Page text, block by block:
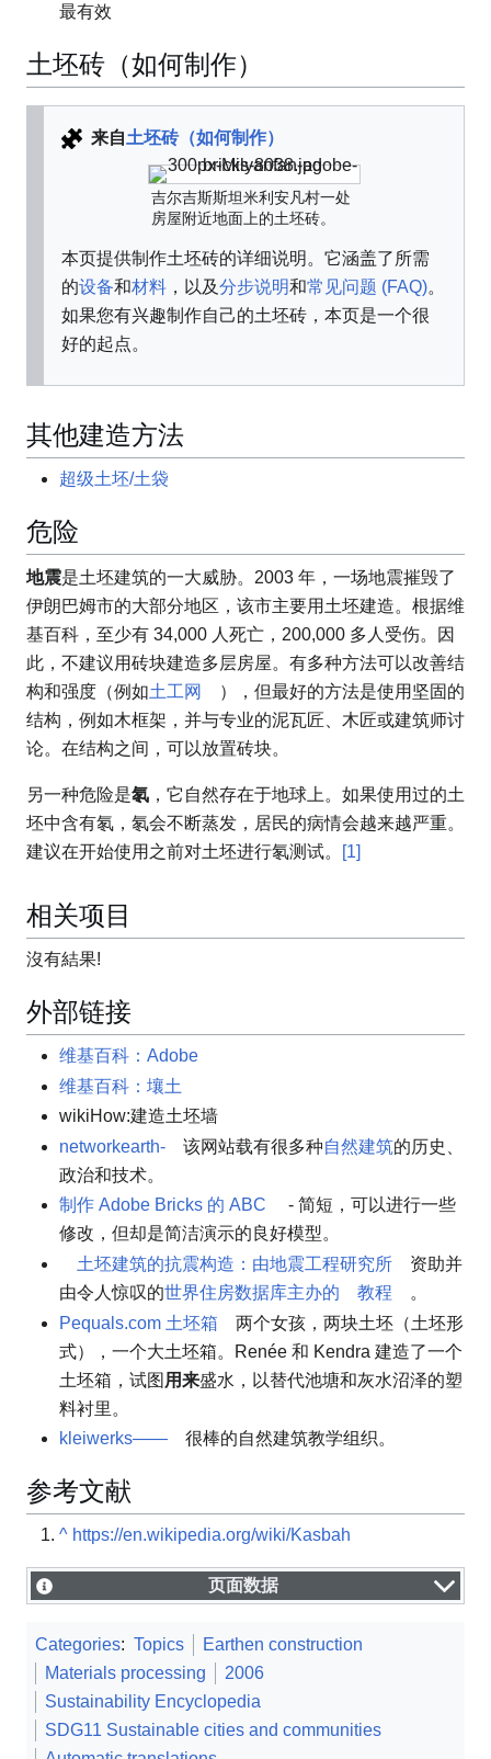
最有效
土坯砖（如何制作）
来自土坯砖（如何制作）
吉尔吉斯斯坦米利安凡村一处
房屋附近地面上的土坯砖。
本页提供制作土坯砖的详细说明。它涵盖了所需
的设备和材料 ，以及分步说明和常见问题 (FAQ)。
如果您有兴趣制作自己的土坯砖，本页是一个很
好的起点。
其他建造方法
超级土坯/土袋
危险
地震是土坯建筑的一大威胁。2003 年，一场地震摧毁了
伊朗巴姆市的大部分地区，该市主要用土坯建造。根据维
基百科，至少有 34,000 人死亡，200,000 多人受伤。因
此，不建议用砖块建造多层房屋。有多种方法可以改善结
构和强度（例如土工网
），但最好的方法是使用坚固的
结构，例如木框架，并与专业的泥瓦匠、木匠或建筑师讨
论。在结构之间，可以放置砖块。
另一种危险是氡 ，它自然存在于地球上。如果使用过的土
坯中含有氡，氡会不断蒸发，居民的病情会越来越严重。
建议在开始使用之前对土坯进行氡测试。
[1]
相关项目
沒有結果!
外部链接
维基百科：Adobe
维基百科：壤土
wikiHow:建造土坯墙
networkearth-
该网站载有很多种自然建筑的历史、
政治和技术。
制作 Adob​​e Bricks 的 ABC
- 简短，可以进行一些
修改，但却是简洁演示的良好模型。
土坯建筑的抗震构造：由地震工程研究所
资助并
由令人惊叹的世界住房数据库主办的 教程
。
Pequals.com 土坯箱
两个女孩，两块土坯（土坯形
式），一个大土坯箱。Renée 和 Kendra 建造了一个
土坯箱，试图 用来盛水，以替代池塘和灰水沼泽的塑
料衬里。
kleiwerks——
很棒的自然建筑教学组织。
参考文献
^ https://en.wikipedia.org/wiki/Kasbah
页面数据
Categories: Topics
Earthen construction
Materials processing
2006
Sustainability Encyclopedia
SDG11 Sustainable cities and communities